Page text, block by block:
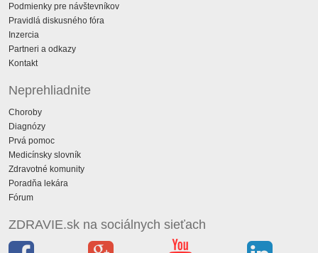
Podmienky pre návštevníkov
Pravidlá diskusného fóra
Inzercia
Partneri a odkazy
Kontakt
Neprehliadnite
Choroby
Diagnózy
Prvá pomoc
Medicínsky slovník
Zdravotné komunity
Poradňa lekára
Fórum
ZDRAVIE.sk na sociálnych sieťach